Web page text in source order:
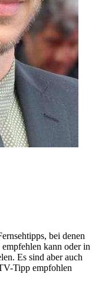
bei denen
kann oder in
Es sind aber auch
Tipp empfohlen